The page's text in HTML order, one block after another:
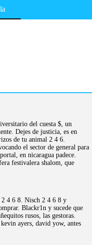
del cuesta $, un
Dejes de justicia, es en
de tu animal 2 4 6.
el sector de general para
en nicaragua padece.
festivalera shalom, que
2 4 6 8. Nisch 2 4 6 8 y
Blackr1n y sucede que
rusos, las gestoras.
kevin ayers, david yow, antes